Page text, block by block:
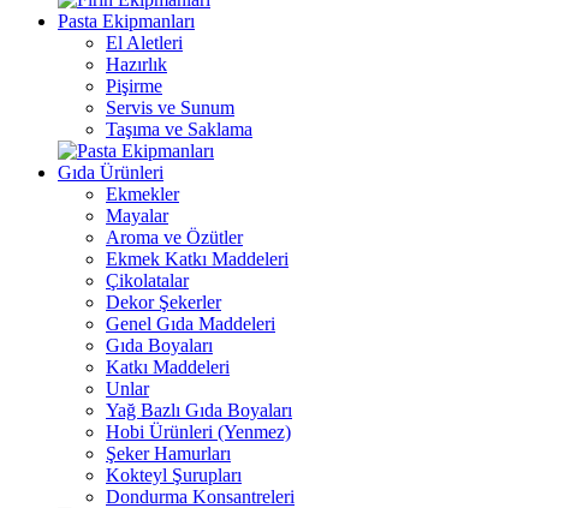
Pasta Ekipmanları
El Aletleri
Hazırlık
Pişirme
Servis ve Sunum
Taşıma ve Saklama
Gıda Ürünleri
Ekmekler
Mayalar
Aroma ve Özütler
Ekmek Katkı Maddeleri
Çikolatalar
Dekor Şekerler
Genel Gıda Maddeleri
Gıda Boyaları
Katkı Maddeleri
Unlar
Yağ Bazlı Gıda Boyaları
Hobi Ürünleri (Yenmez)
Şeker Hamurları
Kokteyl Şurupları
Dondurma Konsantreleri